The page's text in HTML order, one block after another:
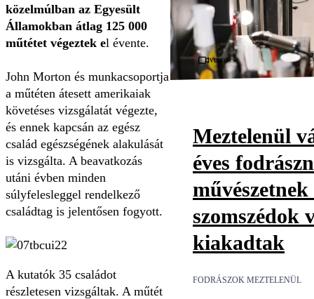
közelmúlban az Egyesült
Államokban átlag 125 000
műtétet végeztek el évente.
John Morton és munkacsoportja
a műtéten átesett amerikaiak
követéses vizsgálatát végezte,
és ennek kapcsán az egész
család egészségének alakulását
is vizsgálta. A beavatkozás
utáni évben minden
súlyfelesleggel rendelkező
családtag is jelentősen fogyott.
A kutatók 35 családot
részletesen vizsgáltak. A műtét
Videó
Meztelenül
éves
szomszédok
kiakadtak
FODRÁSZOK MEZTELENÜL